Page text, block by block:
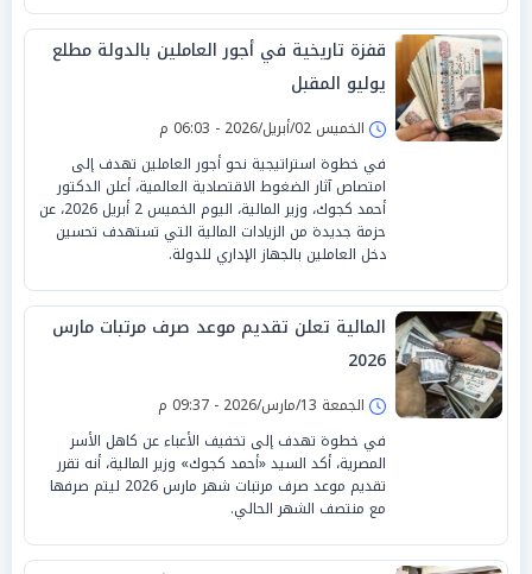
قفزة تاريخية في أجور العاملين بالدولة مطلع
يوليو المقبل
الخميس 02/أبريل/2026 - 06:03 م
في خطوة استراتيجية نحو أجور العاملين تهدف إلى
امتصاص آثار الضغوط الاقتصادية العالمية، أعلن الدكتور
أحمد كجوك، وزير المالية، اليوم الخميس 2 أبريل 2026، عن
حزمة جديدة من الزيادات المالية التي تستهدف تحسين
دخل العاملين بالجهاز الإداري للدولة.
المالية تعلن تقديم موعد صرف مرتبات مارس
2026
الجمعة 13/مارس/2026 - 09:37 م
في خطوة تهدف إلى تخفيف الأعباء عن كاهل الأسر
المصرية، أكد السيد «أحمد كجوك» وزير المالية، أنه تقرر
تقديم موعد صرف مرتبات شهر مارس 2026 ليتم صرفها
مع منتصف الشهر الحالي.